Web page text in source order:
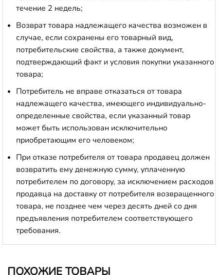
течение 2 недель;
Возврат товара надлежащего качества возможен в
случае, если сохранены его товарный вид,
потребительские свойства, а также документ,
подтверждающий факт и условия покупки указанного
товара;
Потребитель не вправе отказаться от товара
надлежащего качества, имеющего индивидуально-
определенные свойства, если указанный товар
может быть использован исключительно
приобретающим его человеком;
При отказе потребителя от товара продавец должен
возвратить ему денежную сумму, уплаченную
потребителем по договору, за исключением расходов
продавца на доставку от потребителя возвращенного
товара, не позднее чем через десять дней со дня
предъявления потребителем соответствующего
требования.
ПОХОЖИЕ ТОВАРЫ